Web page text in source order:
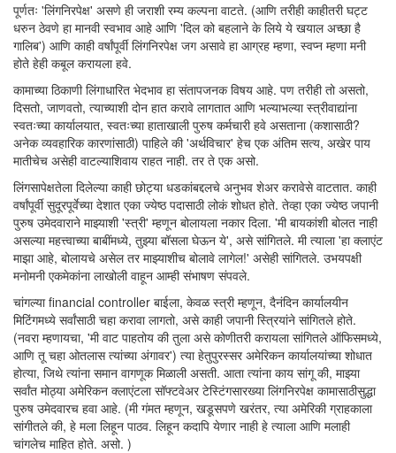
पूर्णतः 'लिंगनिरपेक्ष' असणे ही जराशी रम्य कल्पना वाटते. (आणि तरीही काहीतरी घट्ट
धरुन ठेवणे हा मानवी स्वभाव आहे आणि 'दिल को बहलाने के लिये ये खयाल अच्छा है
गालिब') आणि काही वर्षांपूर्वी लिंगनिरपेक्ष जग असावे हा आग्रह म्हणा, स्वप्न म्हणा मनी
होते हेही कबूल करायला हवे.
कामाच्या ठिकाणी लिंगाधारित भेदभाव हा संतापजनक विषय आहे. पण तरीही तो असतो,
दिसतो, जाणवतो, त्याच्याशी दोन हात करावे लागतात आणि भल्याभल्या स्त्रीवाद्यांना
स्वतःच्या कार्यालयात, स्वतःच्या हाताखाली पुरुष कर्मचारी हवे असताना (कशासाठी?
अनेक व्यवहारिक कारणांसाठी) पाहिले की 'अर्थविचार' हेच एक अंतिम सत्य, अखेर पाय
मातीचेच असेही वाटल्याशिवाय राहत नाही. तर ते एक असो.
लिंगसापेक्षतेला दिलेल्या काही छोट्या धडकांबद्दलचे अनुभव शेअर करावेसे वाटतात. काही
वर्षांपूर्वी सुदूरपूर्वेच्या देशात एका ज्येष्ठ पदासाठी लोकं शोधत होते. तेव्हा एका ज्येष्ठ जपानी
पुरुष उमेदवाराने माझ्याशी 'स्त्री' म्हणून बोलायला नकार दिला. 'मी बायकांशी बोलत नाही
असल्या महत्त्वाच्या बाबींमध्ये, तुझ्या बॉसला घेऊन ये', असे सांगितले. मी त्याला 'हा क्लाएंट
माझा आहे, बोलायचे असेल तर माझ्याशीच बोलावे लागेल!' असेही सांगितले. उभयपक्षी
मनोमनी एकमेकांना लाखोली वाहून आम्ही संभाषण संपवले.
चांगल्या financial controller बाईला, केवळ स्त्री म्हणून, दैनंदिन कार्यालयीन
मिटिंगमध्ये सर्वांसाठी चहा करावा लागतो, असे काही जपानी स्त्रियांने सांगितले होते.
(नवरा म्हणायचा, 'मी वाट पाहतोय की तुला असे कोणीतरी करायला सांगितले ऑफिसमध्ये,
आणि तू चहा ओतलास त्यांच्या अंगावर') त्या हेतुपुरस्सर अमेरिकन कार्यालयांच्या शोधात
होत्या, जिथे त्यांना समान वागणूक मिळाली असती. आता त्यांना काय सांगू की, माझ्या
सर्वांत मोठ्या अमेरिकन क्लाएंटला सॉफ्टवेअर टेस्टिंगसारख्या लिंगनिरपेक्ष कामासाठीसुद्धा
पुरुष उमेदवारच हवा आहे. (मी गंमत म्हणून, खडूसपणे खरंतर, त्या अमेरिकी ग्राहकाला
सांगीतले की, हे मला लिहून पाठव. लिहून कदापि येणार नाही हे त्याला आणि मलाही
चांगलेच माहित होते. असो. )